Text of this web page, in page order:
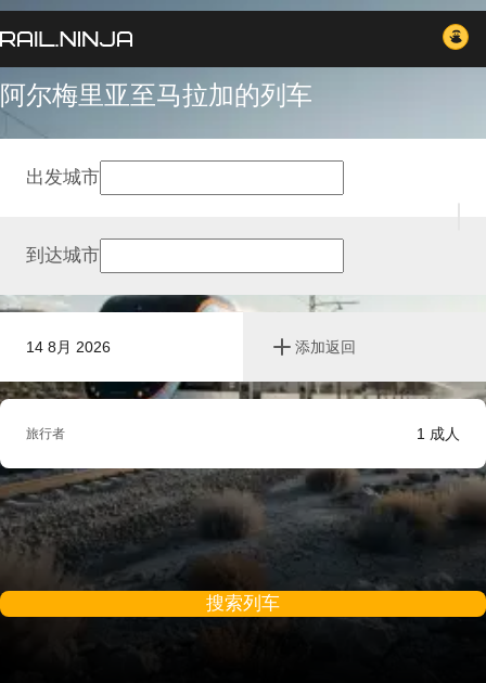
阿尔梅里亚至马拉加的列车
14 8月 2026 添加返回
出发城市
到达城市
旅行者 1 成人
搜索列车